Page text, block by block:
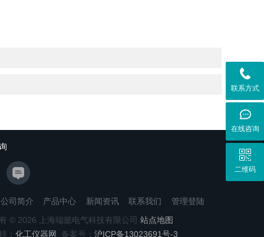
公司简介 产品中心 新闻资讯 联系我们
管理登陆
© 2026 上海端懿电气科技有限公司 站点地图
： 化工仪器网 备案号： 沪ICP备13023691号-3
联系方式
在线咨询
二维码